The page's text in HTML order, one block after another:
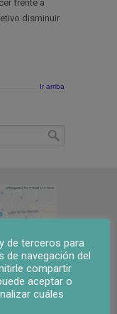
frente a
disminuir
Ir arriba
de terceros para
de navegación del
compartir
aceptar o
cuáles